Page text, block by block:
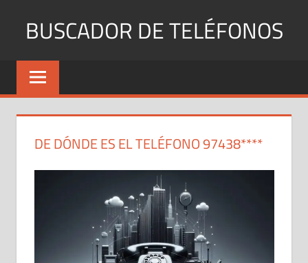
BUSCADOR DE TELÉFONOS
Identifica
Números
y
DE DÓNDE ES EL TELÉFONO 97438****